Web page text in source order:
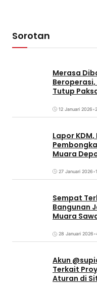
Sorotan
Merasa
Beroperasi,
Tutup
12 Januari 2026•
Lapor
Muara
27 Januari 2026•
Sempat
Bangunan
Muara
28 Januari 2026•
Akun
Terkait
Aturan di